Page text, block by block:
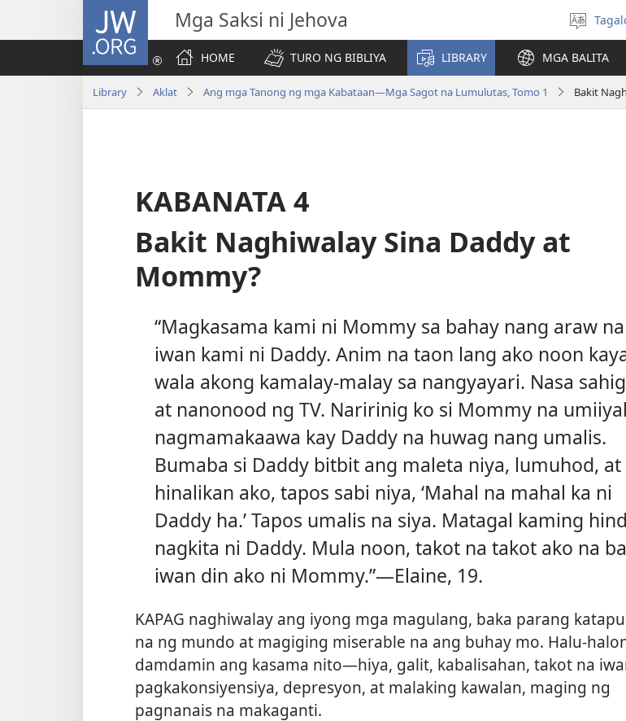
JW.ORG Mga Saksi ni Jehova
ng
wika
HOME
TURO NG BIBLIYA LIBRARY MGA BALITA
Library Aklat Ang mga Tanong ng mga Kabataan—Mga Sagot na Lumulutas, Tomo 1 Bakit
KABANATA 4
Bakit Naghiwalay Sina Daddy at
Mommy?
“Magkasama kami ni Mommy sa bahay nang araw na
iwan kami ni Daddy. Anim na taon lang ako noon
wala akong kamalay-malay sa nangyayari. Nasa
at nanonood ng TV. Naririnig ko si Mommy na
nagmamakaawa kay Daddy na huwag nang umalis.
Bumaba si Daddy bitbit ang maleta niya, lumuhod, at
hinalikan ako, tapos sabi niya, ‘Mahal na mahal ka ni
Daddy ha.’ Tapos umalis na siya. Matagal kaming
nagkita ni Daddy. Mula noon, takot na takot ako na
iwan din ako ni Mommy.”​—Elaine, 19.
KAPAG naghiwalay ang iyong mga magulang, baka parang
na ng mundo at magiging miserable na ang buhay mo. Halu-
damdamin ang kasama nito​—hiya, galit, kabalisahan, takot na
pagkakonsiyensiya, depresyon, at malaking kawalan, maging ng
pagnanais na makaganti.